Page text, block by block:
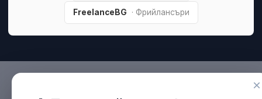
FreelanceBG · Фрийлансъри
×